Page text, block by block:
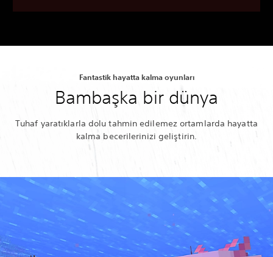
Fantastik hayatta kalma oyunları
Bambaşka bir dünya
Tuhaf yaratıklarla dolu tahmin edilemez ortamlarda hayatta
kalma becerilerinizi geliştirin.